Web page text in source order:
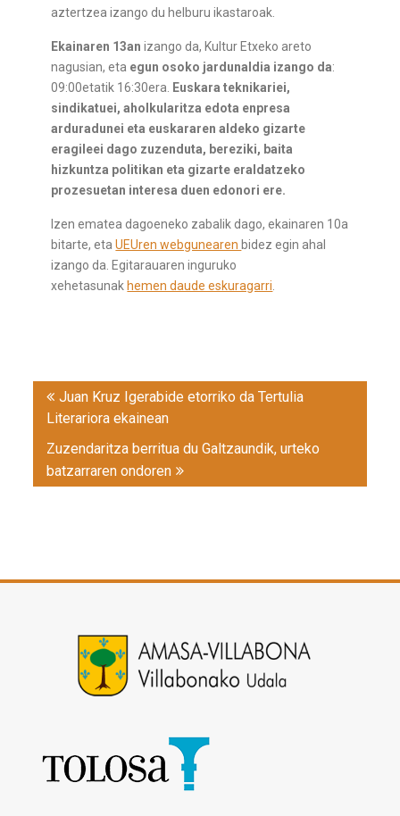
aztertzea izango du helburu ikastaroak.
Ekainaren 13an izango da, Kultur Etxeko areto
nagusian, eta egun osoko jardunaldia izango da:
09:00etatik 16:30era.
Euskara teknikariei,
sindikatuei, aholkularitza edota enpresa
arduradunei eta euskararen aldeko gizarte
eragileei dago zuzenduta, bereziki, baita
hizkuntza politikan eta gizarte eraldatzeko
prozesuetan interesa duen edonori ere.
Izen ematea dagoeneko zabalik dago, ekainaren 10a
bitarte, etaUEUren webgunearen bidez egin ahal
izango da. Egitarauaren inguruko
xehetasunak hemen daude eskuragarri
Post
navigation
Juan Kruz Igerabide etorriko da Tertulia
Literariora ekainean
Zuzendaritza berritua du Galtzaundik, urteko
batzarraren ondoren